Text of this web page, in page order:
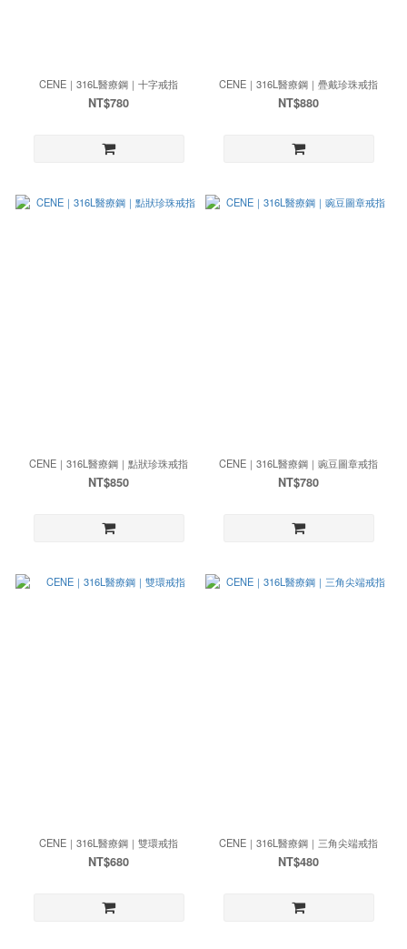
CENE｜316L醫療鋼｜十字戒指
NT$780
CENE｜316L醫療鋼｜疊戴珍珠戒指
NT$880
CENE｜316L醫療鋼｜點狀珍珠戒指
NT$850
CENE｜316L醫療鋼｜豌豆圖章戒指
NT$780
CENE｜316L醫療鋼｜雙環戒指
NT$680
CENE｜316L醫療鋼｜三角尖端戒指
NT$480